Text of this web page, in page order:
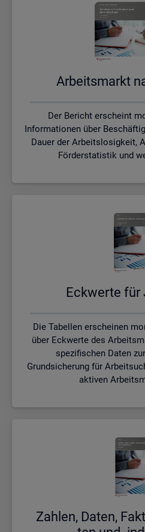
Ar­beits­markt
Der Bericht erscheint
Informationen über
Dauer der Arbeitslosigkeit,
Förderstatistik und
Eck­wer­te für
Die Tabellen erscheinen
über Eckwerte des
spezifischen Daten
Grundsicherung für
aktiven
Zah­len, Daten,